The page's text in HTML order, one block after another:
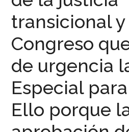
transicional
Congreso
de urgencia
Especial
Ello porque